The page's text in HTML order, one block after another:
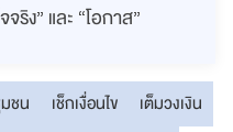
ริง” และ “โอกาส”
ชน เช็กเงื่อนไข
เต็มวงเงิน